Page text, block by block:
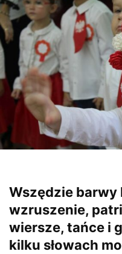
Wszędzie barwy
wzruszenie,
wiersze, tańce i
kilku słowach